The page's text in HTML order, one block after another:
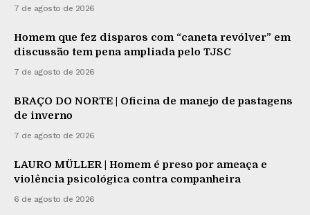
7 de agosto de 2026
Homem que fez disparos com “caneta revólver” em
discussão tem pena ampliada pelo TJSC
7 de agosto de 2026
BRAÇO DO NORTE | Oficina de manejo de pastagens
de inverno
7 de agosto de 2026
LAURO MÜLLER | Homem é preso por ameaça e
violência psicológica contra companheira
6 de agosto de 2026